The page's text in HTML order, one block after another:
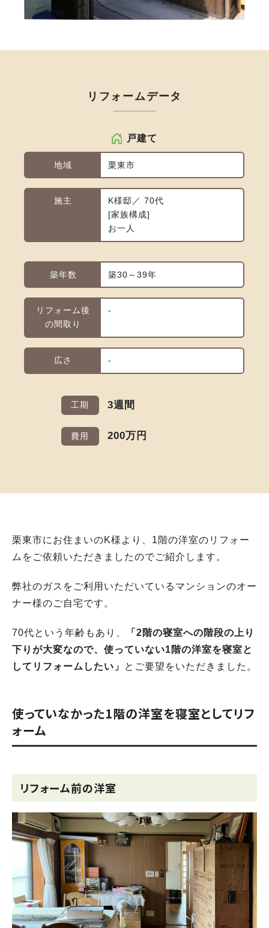
リフォームデータ
戸建て
地域 栗東市
施主
K様邸／ 70代
家族構成
お一人
築年数 築30～39年
リフォーム後
の間取り
-
広さ -
工期 3週間
費用 200万円
栗東市にお住まいのK様より、1階の洋室のリフォー
ムをご依頼いただきましたのでご紹介します。
弊社のガスをご利用いただいているマンションのオー
ナー様のご自宅です。
70代という年齢もあり、
「2階の寝室への階段の上り
下りが大変なので、使っていない1階の洋室を寝室と
してリフォームしたい」
とご要望をいただきました。
使っていなかった1階の洋室を寝室としてリフ
ォーム
リフォーム前の洋室